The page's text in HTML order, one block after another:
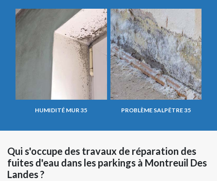
HUMIDITÉ MUR 35 PROBLÈME SALPÊTRE 35
Qui s'occupe des travaux de réparation des
fuites d'eau dans les parkings à Montreuil Des
Landes ?